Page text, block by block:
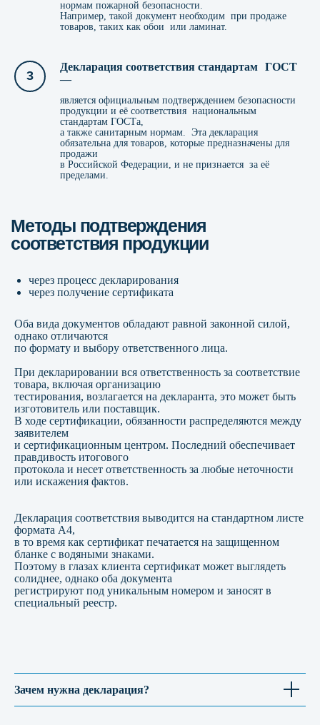
нормам пожарной безопасности.
Например, такой документ необходим при продаже
товаров, таких как обои или ламинат.
Декларация соответствия стандартам ГОСТ
—
является официальным подтверждением безопасности
продукции и её соответствия национальным
стандартам ГОСТа,
а также санитарным нормам. Эта декларация
обязательна для товаров, которые предназначены для
продажи
в Российской Федерации, и не признается за её
пределами.
через процесс декларирования
через получение сертификата
Оба вида документов обладают равной законной силой,
однако отличаются
по формату и выбору ответственного лица.
При декларировании вся ответственность за соответствие
товара, включая организацию
тестирования, возлагается на декларанта, это может быть
изготовитель или поставщик.
В ходе сертификации, обязанности распределяются между
заявителем
и сертификационным центром. Последний обеспечивает
правдивость итогового
протокола и несет ответственность за любые неточности
или искажения фактов.
Декларация соответствия выводится на стандартном листе
формата А4,
в то время как сертификат печатается на защищенном
бланке с водяными знаками.
Поэтому в глазах клиента сертификат может выглядеть
солиднее, однако оба документа
регистрируют под уникальным номером и заносят в
специальный реестр.
Зачем нужна декларация?
Оставьте заявку на бесплатную
консультацию и мы поможем
решить ваш запрос
о сроках, стоимости и перечне
необходимых документов
Подтверждаю свое согласие на
+7 (928) 770-07-17
Группа компаний «Эталон»